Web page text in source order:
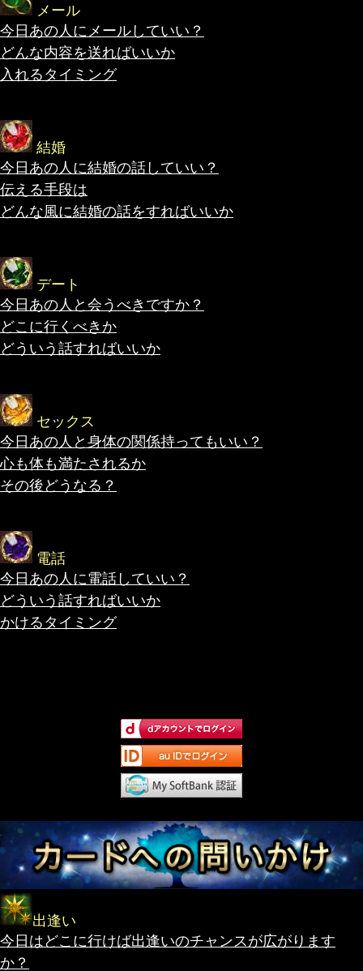
メール
今日あの人にメールしていい？
どんな内容を送ればいいか
入れるタイミング
結婚
今日あの人に結婚の話していい？
伝える手段は
どんな風に結婚の話をすればいいか
デート
今日あの人と会うべきですか？
どこに行くべきか
どういう話すればいいか
セックス
今日あの人と身体の関係持ってもいい？
心も体も満たされるか
その後どうなる？
電話
今日あの人に電話していい？
どういう話すればいいか
かけるタイミング
出逢い
今日はどこに行けば出逢いのチャンスが広がります
か？